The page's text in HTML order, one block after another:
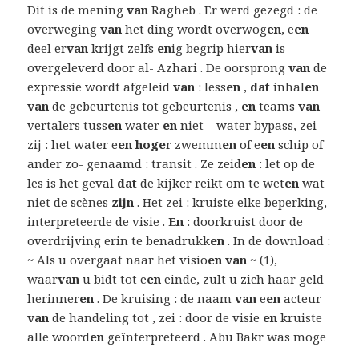
Dit is de meningvan Ragheb . Er werd gezegd : de
overwegingvan het ding wordt overwogen, een
deel ervan krijgt zelfs enig begrip hiervan is
overgeleverd door al- Azhari . De oorsprongvan de
expressie wordt afgeleidvan : lessen , dat inhalen
van de gebeurtenis tot gebeurtenis , en teamsvan
vertalers tussen water en niet – water bypass, zei
zij : het water een hoger zwemmen of een schip of
ander zo- genaamd : transit . Ze zeiden : let op de
les is het geval dat de kijker reikt om te weten wat
niet de scènes zijn . Het zei : kruiste elke beperking,
interpreteerde de visie .En : doorkruist door de
overdrijving erin te benadrukken . In de download :
~ Als u overgaat naar het visioen van ~ (1),
waarvan u bidt tot een einde, zult u zich haar geld
herinneren . De kruising : de naamvan een acteur
van de handeling tot , zei : door de visie en kruiste
alle woorden geïnterpreteerd . Abu Bakr was moge